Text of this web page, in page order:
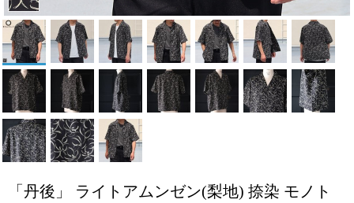
「丹後」 ライトアムンゼン(梨地) 捺染 モノト